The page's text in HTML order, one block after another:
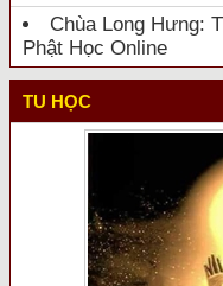
Chùa Long Hưng:
Phật Học Online
TU HỌC